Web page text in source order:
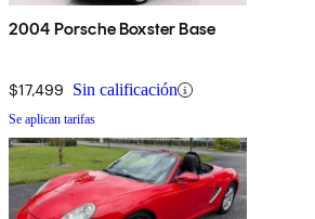
2004 Porsche Boxster Base
$17,499 Sin calificación
Se aplican tarifas